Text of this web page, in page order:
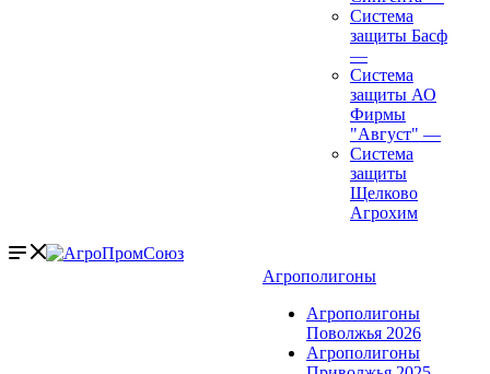
Система
защиты Басф
—
Система
защиты АО
Фирмы
"Август" —
Система
защиты
Щелково
Агрохим
Агрополигоны
Агрополигоны
Поволжья 2026
Агрополигоны